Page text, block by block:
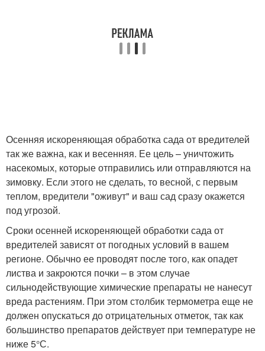
Осенняя искореняющая обработка сада от вредителей
так же важна, как и весенняя. Ее цель – уничтожить
насекомых, которые отправились или отправляются на
зимовку. Если этого не сделать, то весной, с первым
теплом, вредители "оживут" и ваш сад сразу окажется
под угрозой.
Сроки осенней искореняющей обработки сада от
вредителей зависят от погодных условий в вашем
регионе. Обычно ее проводят после того, как опадет
листва и закроются почки – в этом случае
сильнодействующие химические препараты не нанесут
вреда растениям. При этом столбик термометра еще не
должен опускаться до отрицательных отметок, так как
большинство препаратов действует при температуре не
ниже 5°С.